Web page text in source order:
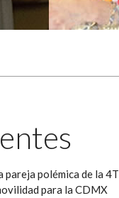
pareja polémica de la 4T
para la CDMX